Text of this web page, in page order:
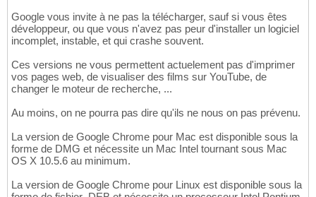
Google vous invite à ne pas la télécharger, sauf si vous êtes
développeur, ou que vous n'avez pas peur d'installer un logiciel
incomplet, instable, et qui crashe souvent.
Ces versions ne vous permettent actuelement pas d'imprimer
vos pages web, de visualiser des films sur YouTube, de
changer le moteur de recherche, ...
Au moins, on ne pourra pas dire qu'ils ne nous on pas prévenu.
La version de Google Chrome pour Mac est disponible sous la
forme de DMG et nécessite un Mac Intel tournant sous Mac
OS X 10.5.6 au minimum.
La version de Google Chrome pour Linux est disponible sous la